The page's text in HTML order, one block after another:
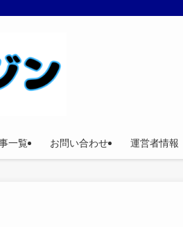
一覧 お問い合わせ 運営者情報